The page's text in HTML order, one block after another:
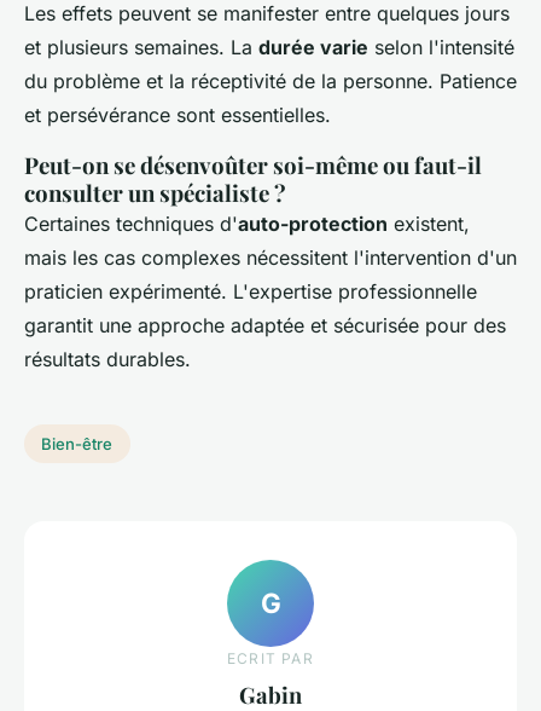
Les effets peuvent se manifester entre quelques jours
et plusieurs semaines. La durée varie selon l'intensité
du problème et la réceptivité de la personne. Patience
et persévérance sont essentielles.
Peut-on se désenvoûter soi-même ou faut-il
consulter un spécialiste ?
Certaines techniques d'auto-protection existent,
mais les cas complexes nécessitent l'intervention d'un
praticien expérimenté. L'expertise professionnelle
garantit une approche adaptée et sécurisée pour des
résultats durables.
Bien-être
G
ECRIT PAR
Gabin